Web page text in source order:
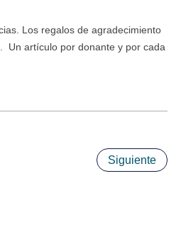
Los regalos de agradecimiento
Un artículo por donante y por cada
Siguiente